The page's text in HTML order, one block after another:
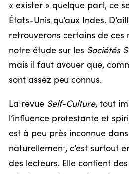
« exister » quelque part, ce
États-Unis qu’aux Indes.
retrouverons certains de ces
notre étude sur les Sociétés
mais il faut avouer que,
sont assez peu connus.
La revue Self-Culture, tout
l’influence protestante et
est à peu près inconnue dans
naturellement, c’est surtout
des lecteurs. Elle contient